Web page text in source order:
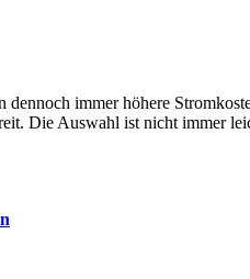
immer höhere
Die Auswahl ist nicht immer